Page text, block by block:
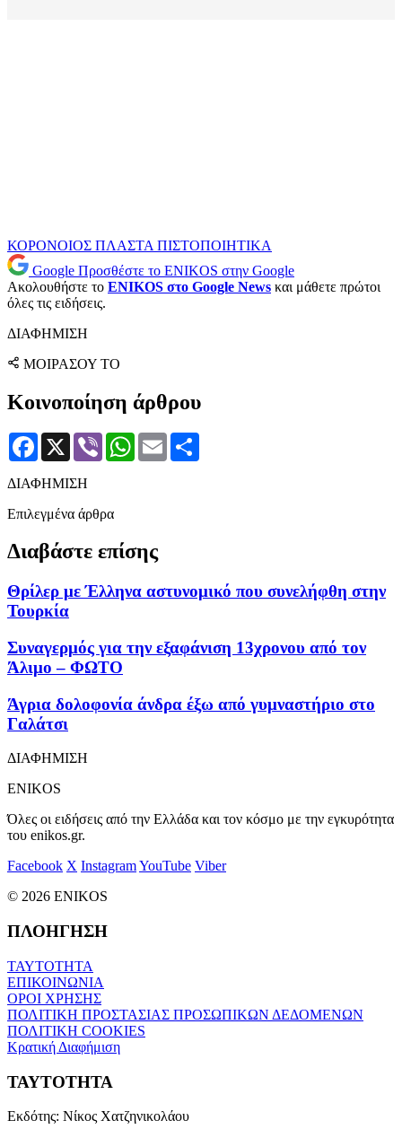
ΚΟΡΟΝΟΙΟΣ ΠΛΑΣΤΑ ΠΙΣΤΟΠΟΙΗΤΙΚΑ
Google Προσθέστε το ENIKOS στην Google
Ακολουθήστε το ENIKOS στο Google News και μάθετε πρώτοι
όλες τις ειδήσεις.
ΔΙΑΦΗΜΙΣΗ
ΜΟΙΡΑΣΟΥ ΤΟ
Κοινοποίηση άρθρου
Facebook
X Viber WhatsApp
Email
ΔΙΑΦΗΜΙΣΗ
Επιλεγμένα άρθρα
Διαβάστε επίσης
Θρίλερ με Έλληνα αστυνομικό που συνελήφθη στην
Τουρκία
Συναγερμός για την εξαφάνιση 13χρονου από τον
Άλιμο – ΦΩΤΟ
Άγρια δολοφονία άνδρα έξω από γυμναστήριο στο
Γαλάτσι
ΔΙΑΦΗΜΙΣΗ
ENIKOS
Όλες οι ειδήσεις από την Ελλάδα και τον κόσμο με την εγκυρότητα
του enikos.gr.
Facebook X InstagramYouTube Viber
© 2026 ENIKOS
ΠΛΟΗΓΗΣΗ
ΤΑΥΤΟΤΗΤΑ
ΕΠΙΚΟΙΝΩΝΙΑ
ΟΡΟΙ ΧΡΗΣΗΣ
ΠΟΛΙΤΙΚΗ ΠΡΟΣΤΑΣΙΑΣ ΠΡΟΣΩΠΙΚΩΝ ΔΕΔΟΜΕΝΩΝ
ΠΟΛΙΤΙΚΗ COOKIES
Κρατική Διαφήμιση
ΤΑΥΤΟΤΗΤΑ
Εκδότης: Νίκος Χατζηνικολάου